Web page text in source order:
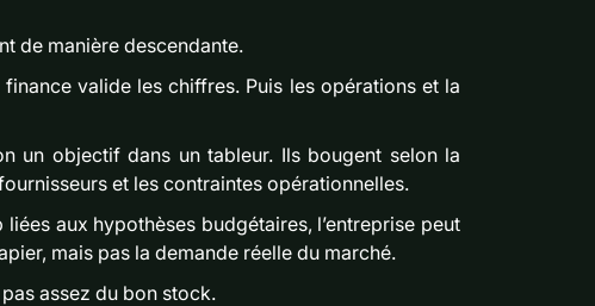
de manière descendante.
valide les chiffres. Puis les opérations et la
un objectif dans un tableur. Ils bougent selon la
et les contraintes opérationnelles.
aux hypothèses budgétaires, l’entreprise peut
mais pas la demande réelle du marché.
assez du bon stock.